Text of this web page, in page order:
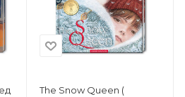
The Snow Queen (